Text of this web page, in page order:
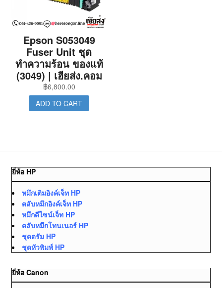
Epson S053049
Fuser Unit ชุด
ทำความร้อน ของแท้
(3049) | เฮียส่ง.คอม
฿6,800.00
ADD TO CART
ยี่ห้อ HP
หมึกเติมอิงค์เจ็ท HP
ตลับหมึกอิงค์เจ็ท HP
หมึกดีไซน์เจ็ท HP
ตลับหมึกโทนเนอร์ HP
ชุดดรัม HP
ชุดหัวพิมพ์ HP
ยี่ห้อ Canon